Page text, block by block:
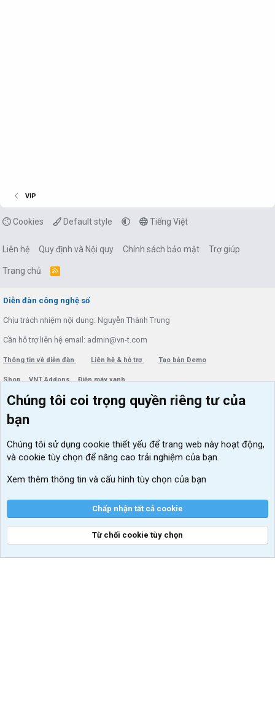
VIP
Cookies Default style Tiếng Việt
Liên hệ Quy định và Nội quy Chính sách bảo mật Trợ giúp
Trang chủ
R
Diễn đàn công nghệ số
Chịu trách nhiệm nội dung: Nguyễn Thành Trung
Cần hỗ trợ liên hệ email: admin@vn-t.com
Thông tin về diễn đàn Liên hệ & hỗ trợ Tạo bản Demo
Shop VNT Addons Điện máy xanh
Menu thành viên
Đăng nhập
Diễn đàn
Kích hoạt Windows/ Office miễn phí
VIP add-ons Xenforo
Khuyến mãi và tài trợ
Chúng tôi coi trọng quyền riêng tư của
bạn
Chúng tôi sử dụng cookie thiết yếu để trang web này hoạt động,
và cookie tùy chọn để nâng cao trải nghiệm của bạn.
Xem thêm thông tin và cấu hình tùy chọn của bạn
Chấp nhận tất cả cookie
Từ chối cookie tùy chọn